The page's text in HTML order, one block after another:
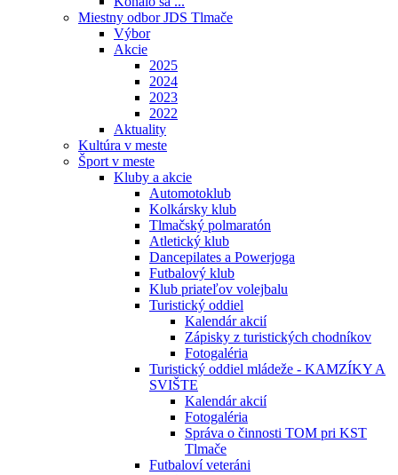
Miestny odbor JDS Tlmače
Výbor
Akcie
2025
2024
2023
2022
Aktuality
Kultúra v meste
Šport v meste
Kluby a akcie
Automotoklub
Kolkársky klub
Tlmačský polmaratón
Atletický klub
Dancepilates a Powerjoga
Futbalový klub
Klub priateľov volejbalu
Turistický oddiel
Kalendár akcií
Zápisky z turistických chodníkov
Fotogaléria
Turistický oddiel mládeže - KAMZÍKY A
SVIŠTE
Kalendár akcií
Fotogaléria
Správa o činnosti TOM pri KST
Tlmače
Futbaloví veteráni